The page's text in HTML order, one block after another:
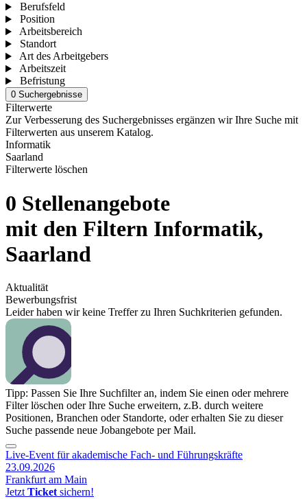
Berufsfeld
Position
Arbeitsbereich
Standort
Art des Arbeitgebers
Arbeitszeit
Befristung
0 Suchergebnisse
Filterwerte
Zur Verbesserung des Suchergebnisses ergänzen wir Ihre Suche mit
Filterwerten aus unserem Katalog.
Informatik
Saarland
Filterwerte löschen
0 Stellenangebote
mit den Filtern Informatik,
Saarland
Aktualität
Bewerbungsfrist
Leider haben wir keine Treffer zu Ihren Suchkriterien gefunden.
Tipp: Passen Sie Ihre Suchfilter an, indem Sie einen oder mehrere
Filter löschen oder Ihre Suche erweitern, z.B. durch weitere
Positionen, Branchen oder Standorte, oder erhalten Sie zu dieser
Suche passende neue Jobangebote per Mail.
Live-Event für akademische Fach- und Führungskräfte
23.09.2026
Frankfurt am Main
Jetzt Ticket sichern!